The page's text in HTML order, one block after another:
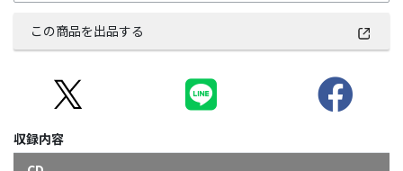
この商品を出品する
収録内容